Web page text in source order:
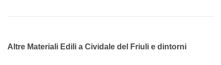
Altre Materiali Edili a Cividale del Friuli e dintorni